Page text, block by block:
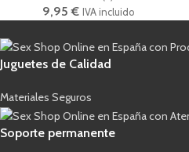
9,95€ IVA incluido
Juguetes de Calidad
Materiales Seguros
Soporte permanente